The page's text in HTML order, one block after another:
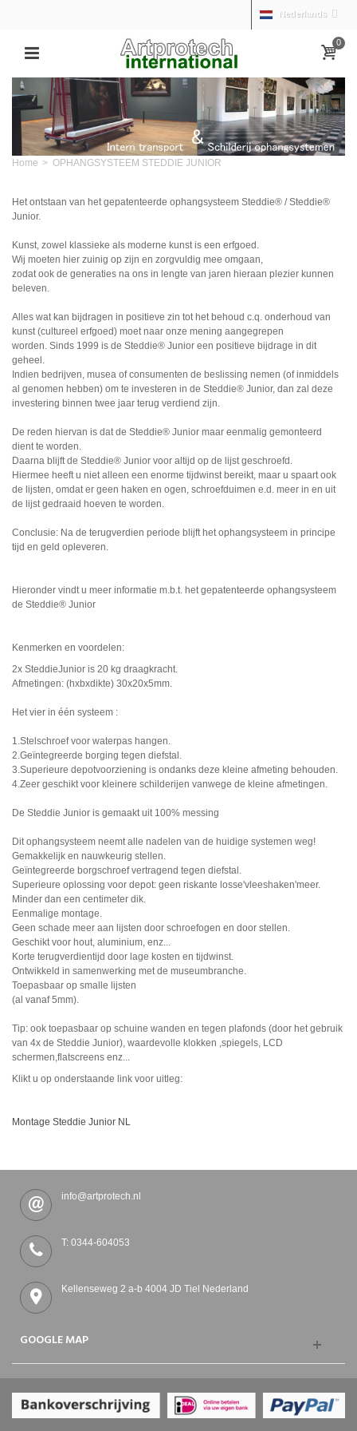
Nederlands
0
Home > OPHANGSYSTEEM STEDDIE JUNIOR
Het ontstaan van het gepatenteerde ophangsysteem Steddie® / Steddie®
Junior.
Kunst, zowel klassieke als moderne kunst is een erfgoed.
Wij moeten hier zuinig op zijn en zorgvuldig mee omgaan,
zodat ook de generaties na ons in lengte van jaren hieraan plezier kunnen
beleven.
Alles wat kan bijdragen in positieve zin tot het behoud c.q. onderhoud van
kunst (cultureel erfgoed) moet naar onze mening aangegrepen
worden. Sinds 1999 is de Steddie® Junior een positieve bijdrage in dit
geheel.
Indien bedrijven, musea of consumenten de beslissing nemen (of inmiddels
al genomen hebben) om te investeren in de Steddie® Junior, dan zal deze
investering binnen twee jaar terug verdiend zijn.
De reden hiervan is dat de Steddie® Junior maar eenmalig gemonteerd
dient te worden.
Daarna blijft de Steddie® Junior voor altijd op de lijst geschroefd.
Hiermee heeft u niet alleen een enorme tijdwinst bereikt, maar u spaart ook
de lijsten, omdat er geen haken en ogen, schroefduimen e.d. meer in en uit
de lijst gedraaid hoeven te worden.
Conclusie: Na de terugverdien periode blijft het ophangsysteem in principe
tijd en geld opleveren.
Hieronder vindt u meer informatie m.b.t. het gepatenteerde ophangsysteem
de Steddie® Junior
Kenmerken en voordelen:
2x SteddieJunior is 20 kg draagkracht.
Afmetingen: (hxbxdikte) 30x20x5mm.
Het vier in één systeem :
1.Stelschroef voor waterpas hangen.
2.Geïntegreerde borging tegen diefstal.
3.Superieure depotvoorziening is ondanks deze kleine afmeting behouden.
4.Zeer geschikt voor kleinere schilderijen vanwege de kleine afmetingen.
De Steddie Junior is gemaakt uit 100% messing
Dit ophangsysteem neemt alle nadelen van de huidige systemen weg!
Gemakkelijk en nauwkeurig stellen.
Geïntegreerde borgschroef vertragend tegen diefstal.
Superieure oplossing voor depot: geen riskante losse'vleeshaken'meer.
Minder dan een centimeter dik.
Eenmalige montage.
Geen schade meer aan lijsten door schroefogen en door stellen.
Geschikt voor hout, aluminium, enz...
Korte terugverdientijd door lage kosten en tijdwinst.
Ontwikkeld in samenwerking met de museumbranche.
Toepasbaar op smalle lijsten
(al vanaf 5mm).
Tip: ook toepasbaar op schuine wanden en tegen plafonds (door het gebruik
van 4x de Steddie Junior), waardevolle klokken ,spiegels, LCD
schermen,flatscreens enz...
Klikt u op onderstaande link voor uitleg:
Montage Steddie Junior NL
info@artprotech.nl
T: 0344-604053
Kellenseweg 2 a-b 4004 JD Tiel Nederland
GOOGLE MAP